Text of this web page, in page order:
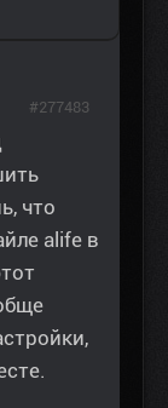
что
alife в
#277483